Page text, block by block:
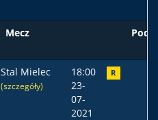
Mecz Podst
Stal Mielec
(szczegóły)
18:00
23-
07-
2021
R